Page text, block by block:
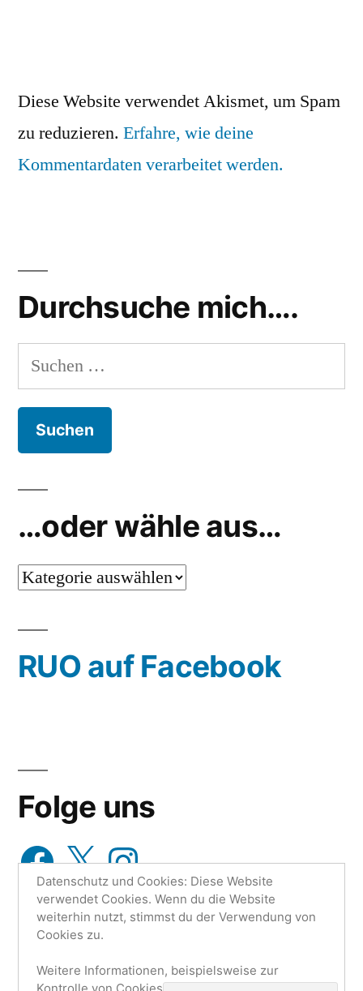
Diese Website verwendet Akismet, um Spam
zu reduzieren. Erfahre, wie deine
Kommentardaten verarbeitet werden.
Durchsuche mich….
Suchen
nach:
…oder wähle aus…
…
aus…
RUO auf Facebook
Folge uns
Facebook
X Instagram
Research Unit One | Ruo.de,Mit Stolz präsentiert von
Datenschutz und Cookies: Diese Website
verwendet Cookies. Wenn du die Website
weiterhin nutzt, stimmst du der Verwendung von
Cookies zu.
Weitere Informationen, beispielsweise zur